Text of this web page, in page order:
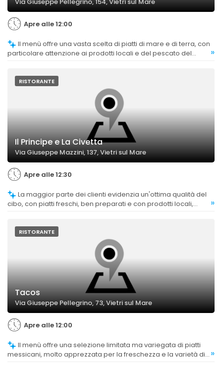
Apre alle 12:00
particolare attenzione ai prodotti locali e del pescato del
»
RISTORANTE
Il Principe e La Civetta
Via Giuseppe Mazzini, 137, Vietri sul Mare
Apre alle 12:30
cibo, con piatti freschi, ben preparati e con prodotti locali,
insoddisfacente.
»
RISTORANTE
Tacos
Via Giuseppe Pellegrino, 73, Vietri sul Mare
Apre alle 12:00
messicani, molto apprezzata per la freschezza e la varietà di
»